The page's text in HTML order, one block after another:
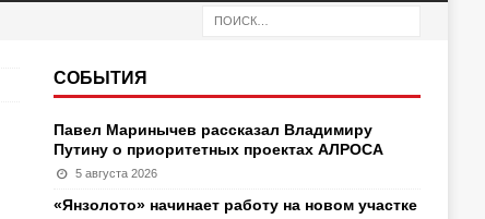
СОБЫТИЯ
Павел Маринычев рассказал Владимиру
Путину о приоритетных проектах АЛРОСА
5 августа 2026
«Янзолото» начинает работу на новом участке